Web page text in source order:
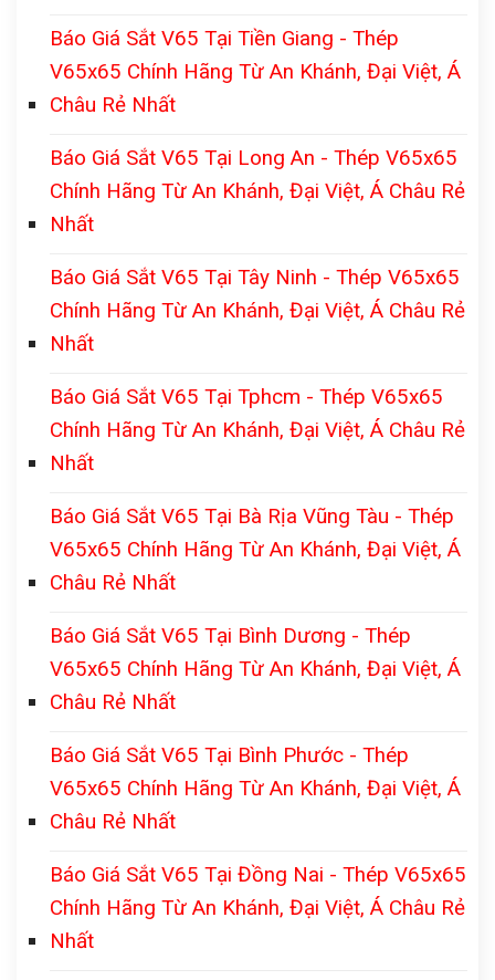
Báo Giá Sắt V65 Tại Tiền Giang - Thép
V65x65 Chính Hãng Từ An Khánh, Đại Việt, Á
Châu Rẻ Nhất
Báo Giá Sắt V65 Tại Long An - Thép V65x65
Chính Hãng Từ An Khánh, Đại Việt, Á Châu Rẻ
Nhất
Báo Giá Sắt V65 Tại Tây Ninh - Thép V65x65
Chính Hãng Từ An Khánh, Đại Việt, Á Châu Rẻ
Nhất
Báo Giá Sắt V65 Tại Tphcm - Thép V65x65
Chính Hãng Từ An Khánh, Đại Việt, Á Châu Rẻ
Nhất
Báo Giá Sắt V65 Tại Bà Rịa Vũng Tàu - Thép
V65x65 Chính Hãng Từ An Khánh, Đại Việt, Á
Châu Rẻ Nhất
Báo Giá Sắt V65 Tại Bình Dương - Thép
V65x65 Chính Hãng Từ An Khánh, Đại Việt, Á
Châu Rẻ Nhất
Báo Giá Sắt V65 Tại Bình Phước - Thép
V65x65 Chính Hãng Từ An Khánh, Đại Việt, Á
Châu Rẻ Nhất
Báo Giá Sắt V65 Tại Đồng Nai - Thép V65x65
Chính Hãng Từ An Khánh, Đại Việt, Á Châu Rẻ
Nhất